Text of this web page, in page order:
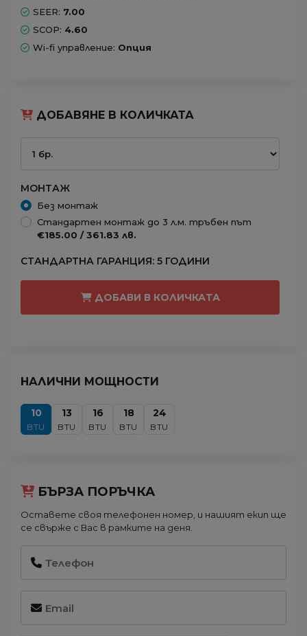
SEER: 7.00
SCOP: 4.60
Wi-fi управление: Опция
ДОБАВЯНЕ В КОЛИЧКАТА
МОНТАЖ
Без монтаж
Стандартен монтаж до 3 л.м. тръбен път
€185.00 / 361.83 лв.
СТАНДАРТНА ГАРАНЦИЯ: 5 ГОДИНИ
ДОБАВИ В КОЛИЧКАТА
НАЛИЧНИ МОЩНОСТИ
10
BTU
13
BTU
16
BTU
18
BTU
24
BTU
БЪРЗА ПОРЪЧКА
Оставете своя телефонен номер, и нашият екип ще
се свърже с Вас в рамките на деня.